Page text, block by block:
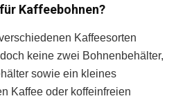
Kaffeebohnen?
Kaffeesorten
keine zwei Bohnenbehälter,
sowie ein kleines
Kaffee oder koffeinfreien